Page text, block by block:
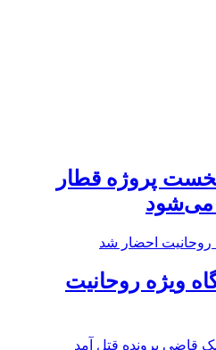
پروژه قطار
می‌شود
ویژه روحانیت